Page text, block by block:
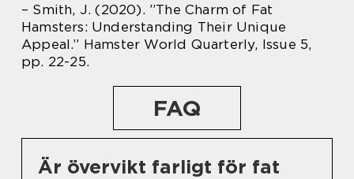
– Smith, J. (2020). ”The Charm of Fat
Hamsters: Understanding Their Unique
Appeal.” Hamster World Quarterly, Issue 5,
pp. 22-25.
FAQ
Är övervikt farligt för fat